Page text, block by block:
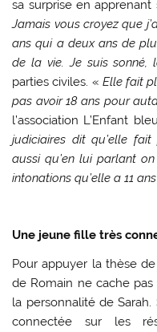
sa surprise en apprenant
Jamais vous croyez que
ans qui a deux ans de
de la vie. Je suis sonné,
parties civiles. « Elle fait
pas avoir 18 ans pour
l’association L’Enfant
judiciaires dit qu’elle
aussi qu’en lui parlant
intonations qu’elle a 11
Une jeune fille très
Pour appuyer la thèse
de Romain ne cache pas
la personnalité de
connectée sur les